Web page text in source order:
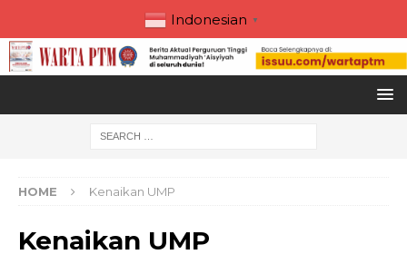
Indonesian ▼
HOME Kenaikan UMP
Kenaikan UMP